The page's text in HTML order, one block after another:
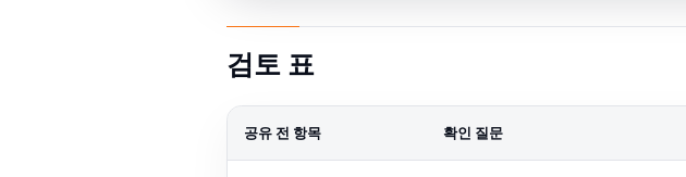
검토 표
공유 전 항목 확인 질문